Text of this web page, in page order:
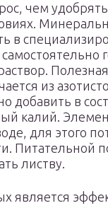
чем
в
из
добавить в
калий.
для этого
Питательной
листву.
является